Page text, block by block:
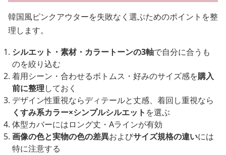
韓国風ピンクアウターを失敗なく選ぶためのポイントを整
理します。
シルエット・素材・カラートーンの3軸で自分に合うも
のを絞り込む
着用シーン・合わせるボトムス・好みのサイズ感を購入
前に整理しておく
デザイン性重視ならディテールと丈感、着回し重視なら
くすみ系カラー×シンプルシルエット を選ぶ
体型カバーにはロング丈・Aラインが有効
画像の色と実物の色の差異およびサイズ規格の違いには
特に注意する